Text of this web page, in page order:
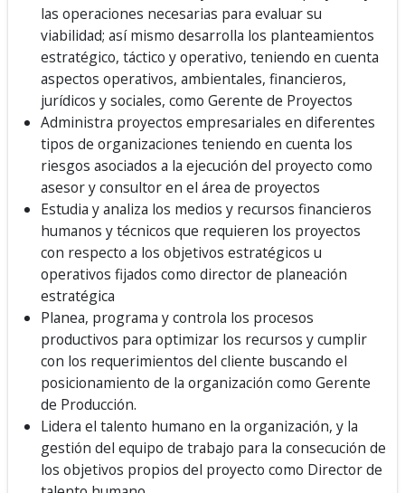
las operaciones necesarias para evaluar su
viabilidad; así mismo desarrolla los planteamientos
estratégico, táctico y operativo, teniendo en cuenta
aspectos operativos, ambientales, financieros,
jurídicos y sociales, como Gerente de Proyectos
Administra proyectos empresariales en diferentes
tipos de organizaciones teniendo en cuenta los
riesgos asociados a la ejecución del proyecto como
asesor y consultor en el área de proyectos
Estudia y analiza los medios y recursos financieros
humanos y técnicos que requieren los proyectos
con respecto a los objetivos estratégicos u
operativos fijados como director de planeación
estratégica
Planea, programa y controla los procesos
productivos para optimizar los recursos y cumplir
con los requerimientos del cliente buscando el
posicionamiento de la organización como Gerente
de Producción.
Lidera el talento humano en la organización, y la
gestión del equipo de trabajo para la consecución de
los objetivos propios del proyecto como Director de